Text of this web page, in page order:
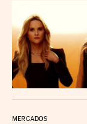
MERCADOS